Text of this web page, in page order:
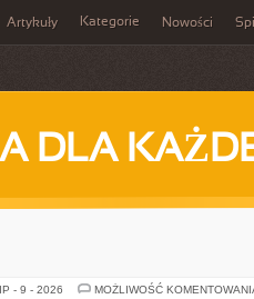
Artykuły Kategorie Nowości
DLA
- 9 - 2026 MOŻLIWOŚĆ